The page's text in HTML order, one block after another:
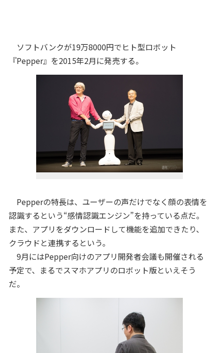
ソフトバンクが19万8000円でヒト型ロボット
『Pepper』を2015年2月に発売する。
Pepperの特長は、ユーザーの声だけでなく顔の表情を
認識するという“感情認識エンジン”を持っている点だ。
また、アプリをダウンロードして機能を追加できたり、
クラウドと連携するという。
9月にはPepper向けのアプリ開発者会議も開催される
予定で、まるでスマホアプリのロボット版といえそう
だ。